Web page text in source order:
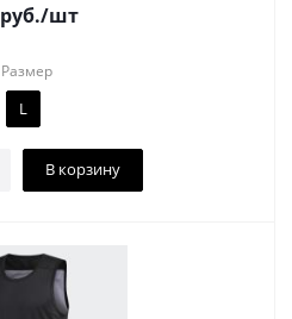
руб./шт
Размер
L
В корзину